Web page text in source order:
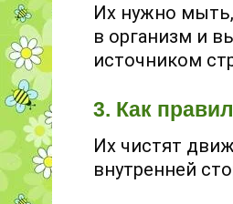
Их нужно мыть,
в организм и
источником
3. Как
Их чистят
внутренней